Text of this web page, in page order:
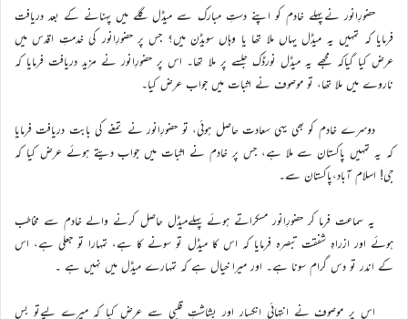
حضورِانور نےپہلے خادم کو اپنے دستِ مبارک سے میڈل گلے میں پہنانے کے بعد دریافت
فرمایا کہ تمہیں یہ میڈل یہاں ملا تھا یا وہاں سویڈن میں؟ جس پر حضورِانور کی خدمتِ اقدس میں
عرض کیا گیاکہ مجھے یہ میڈل نورڈک جلسے پر ملا تھا۔ اس پر حضورِانور نے مزید دریافت فرمایا کہ
ناروے میں ملا تھا، تو موصوف نے اثبات میں جواب عرض کیا۔
دوسرے خادم کو بھی یہی سعادت حاصل ہوئی، تو حضورِانور نے تمغے کی بابت دریافت فرمایا
کہ یہ تمہیں پاکستان سے ملا ہے، جس پر خادم نے اثبات میں جواب دیتے ہوئے عرض کیا کہ
جی! اسلام آباد،پاکستان سے۔
یہ سماعت فرما کر حضورِانور مسکراتے ہوئے پہلےمیڈل حاصل کرنے والے خادم سے مخاطب
ہوئے اور ازراہِ شفقت تبصرہ فرمایا کہ اس کا میڈل تو سونے کا ہے، تمہارا تو جعلی ہے، اس
کے اندر تو دس گرام سونا ہے۔ اور میرا خیال ہے کہ تمہارے میڈل میں نہیں ہے ۔
اس پر موصوف نے انتہائی انکسار اور بشاشتِ قلبی سے عرض کیا کہ میرے لیےتو بس